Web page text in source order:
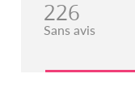
226
Sans avis